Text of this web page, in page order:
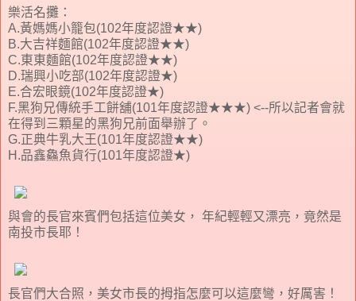
樂活名攤：
A.黃媽媽小籠包(102年度認證★★)
B.大吉祥麵館(102年度認證★★)
C.東東麵館(102年度認證★★)
D.瑞興小吃部(102年度認證★)
E.合宏眼鏡(102年度認證★)
F.黑狗兄傳統手工餅舖(101年度認證★★★) <--所以記者會就
在得到三顆星的黑狗兄前面舉辦了。
G.正典牛乳大王(101年度認證★★)
H.品鑫鱻魚貨行(101年度認證★)
與會的長官來賓們包括這位美女， 年紀輕輕又漂亮，竟然是
南投市長耶！
長官們大合照，美女市長的拇指怎麼可以這麼彎，好厲害！